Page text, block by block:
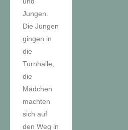
Jungen.
Die Jungen
gingen in
die
Turnhalle,
die
Mädchen
machten
sich auf
den Weg in